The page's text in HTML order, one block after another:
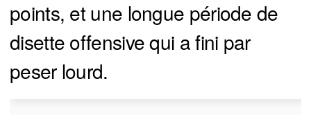
points, et une longue période de
disette offensive qui a fini par
peser lourd.